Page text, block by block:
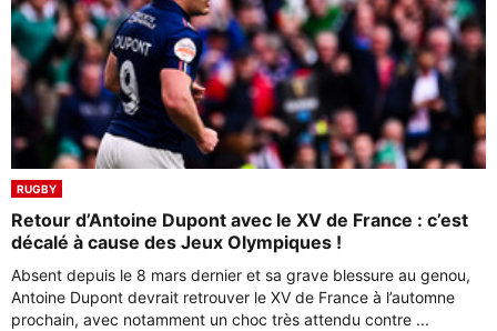
RUGBY
Retour d’Antoine Dupont avec le XV de France : c’est
décalé à cause des Jeux Olympiques !
Absent depuis le 8 mars dernier et sa grave blessure au genou,
Antoine Dupont devrait retrouver le XV de France à l’automne
prochain, avec notamment un choc très attendu contre ...